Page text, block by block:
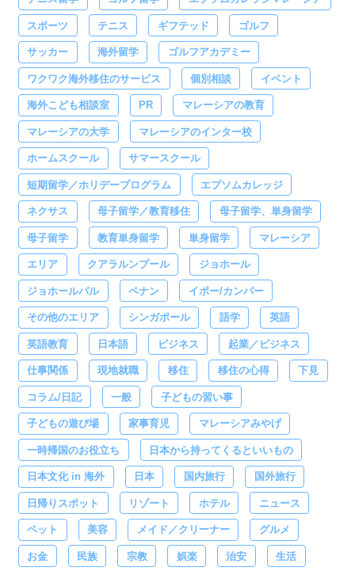
スポーツ テニス ギフテッド ゴルフ
サッカー 海外留学 ゴルフアカデミー
ワクワク海外移住のサービス 個別相談 イベント
海外こども相談室 PR マレーシアの教育
マレーシアの大学 マレーシアのインター校
ホームスクール サマースクール
短期留学／ホリデープログラム エプソムカレッジ
ネクサス 母子留学／教育移住 母子留学、単身留学
母子留学 教育単身留学 単身留学 マレーシア
エリア クアラルンプール ジョホール
ジョホールバル ペナン イポー/カンパー
その他のエリア シンガポール 語学 英語
英語教育 日本語 ビジネス 起業／ビジネス
仕事関係 現地就職 移住 移住の心得 下見
コラム/日記 一般 子どもの習い事
子どもの遊び場 家事育児 マレーシアみやげ
一時帰国のお役立ち 日本から持ってくるといいもの
日本文化 in 海外 日本 国内旅行 国外旅行
日帰りスポット リゾート ホテル ニュース
ペット 美容 メイド／クリーナー グルメ
お金 民族 宗教 娯楽 治安 生活